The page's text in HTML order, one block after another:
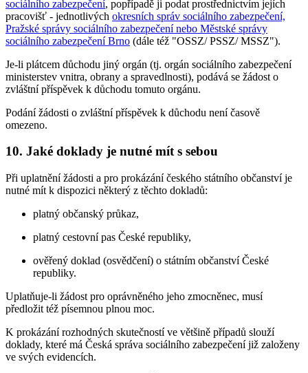
sociálního zabezpečení, popřípadě ji podat prostřednictvím jejích
pracovišť - jednotlivých okresních správ sociálního zabezpečení,
Pražské správy sociálního zabezpečení nebo Městské správy
sociálního zabezpečení Brno (dále též "OSSZ/ PSSZ/ MSSZ").
Je-li plátcem důchodu jiný orgán (tj. orgán sociálního zabezpečení
ministerstev vnitra, obrany a spravedlnosti), podává se žádost o
zvláštní příspěvek k důchodu tomuto orgánu.
Podání žádosti o zvláštní příspěvek k důchodu není časově
omezeno.
10. Jaké doklady je nutné mít s sebou
Při uplatnění žádosti a pro prokázání českého státního občanství je
nutné mít k dispozici některý z těchto dokladů:
platný občanský průkaz,
platný cestovní pas České republiky,
ověřený doklad (osvědčení) o státním občanství České
republiky.
Uplatňuje-li žádost pro oprávněného jeho zmocněnec, musí
předložit též písemnou plnou moc.
K prokázání rozhodných skutečností ve většině případů slouží
doklady, které má Česká správa sociálního zabezpečení již založeny
ve svých evidencích.